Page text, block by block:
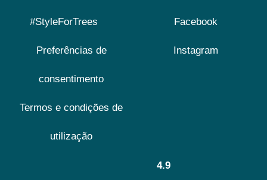
#StyleForTrees
Preferências de
consentimento
Termos e condições de
utilização
Facebook
Instagram
4.9